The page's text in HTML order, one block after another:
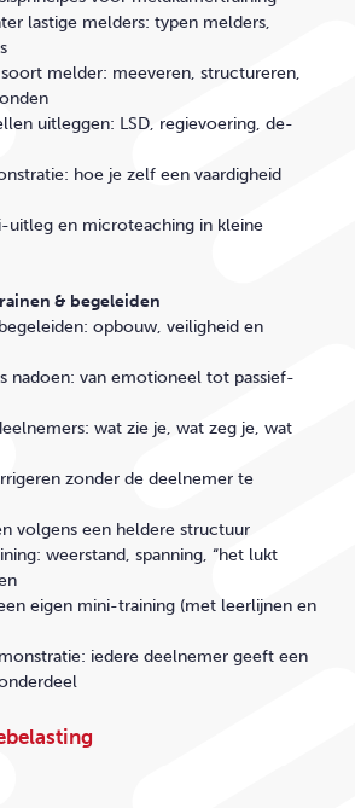
lastige melders: typen melders,
soort melder: meeveren, structureren,
uitleggen: LSD, regievoering, de-
hoe je zelf een vaardigheid
uitleg en microteaching in kleine
& begeleiden
opbouw, veiligheid en
nadoen: van emotioneel tot passief-
wat zie je, wat zeg je, wat
zonder de deelnemer te
volgens een heldere structuur
weerstand, spanning, “het lukt
eigen mini-training (met leerlijnen en
iedere deelnemer geeft een